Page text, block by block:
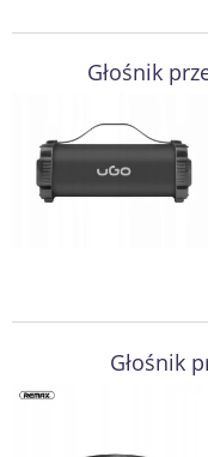
Głośnik
Głośnik